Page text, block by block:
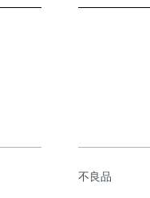
不良品